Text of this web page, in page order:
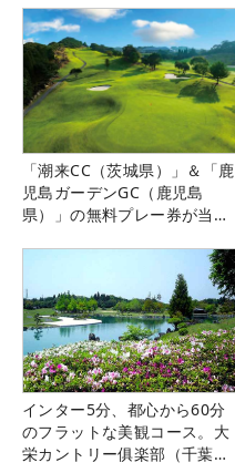
「潮来CC（茨城県）」＆「鹿
児島ガーデンGC（鹿児島
県）」の無料プレー券が当た
インター5分、都心から60分
のフラットな美観コース。大
栄カントリー俱楽部（千葉